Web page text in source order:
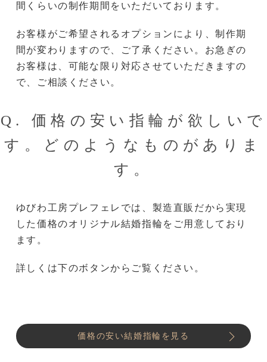
間くらいの制作期間をいただいております。
お客様がご希望されるオプションにより、制作期
間が変わりますので、ご了承ください。お急ぎの
お客様は、可能な限り対応させていただきますの
で、ご相談ください。
Q. 価格の安い指輪が欲しいで
す。どのようなものがありま
す。
ゆびわ工房プレフェレでは、製造直販だから実現
した価格のオリジナル結婚指輪をご用意しており
ます。
詳しくは下のボタンからご覧ください。
価格の安い結婚指輪を見る